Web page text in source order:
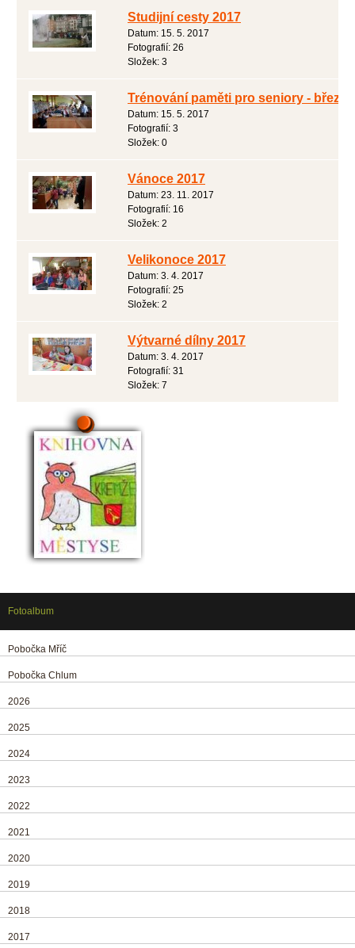
Studijní cesty 2017
Datum: 15. 5. 2017
Fotografií: 26
Složek: 3
Trénování paměti pro seniory -
Datum: 15. 5. 2017
Fotografií: 3
Složek: 0
Vánoce 2017
Datum: 23. 11. 2017
Fotografií: 16
Složek: 2
Velikonoce 2017
Datum: 3. 4. 2017
Fotografií: 25
Složek: 2
Výtvarné dílny 2017
Datum: 3. 4. 2017
Fotografií: 31
Složek: 7
Fotoalbum
Pobočka Mříč
Pobočka Chlum
2026
2025
2024
2023
2022
2021
2020
2019
2018
2017